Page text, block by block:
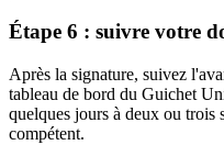
Étape 6 : suivre votre
Après la signature, suivez
tableau de bord du Guichet
quelques jours à deux ou trois
compétent.